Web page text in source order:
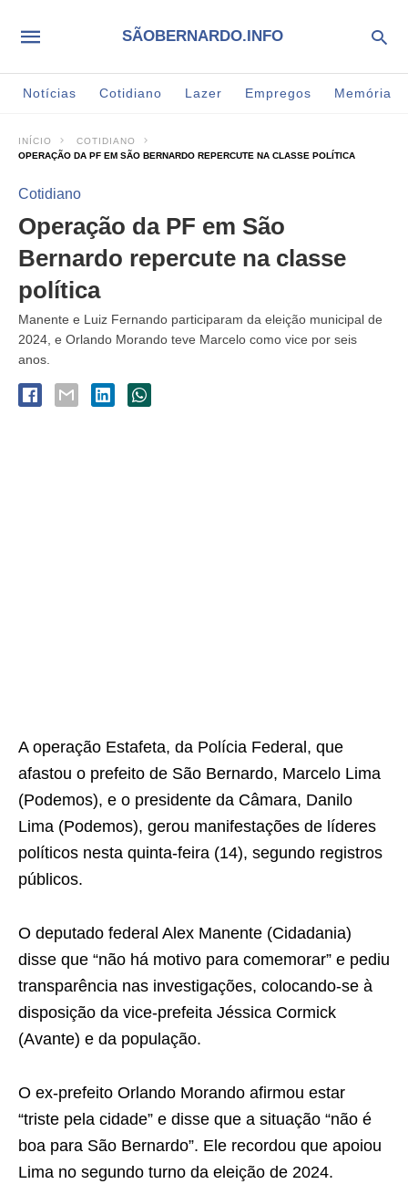
SÃOBERNARDO.INFO
Notícias Cotidiano Lazer Empregos Memória
INÍCIO
COTIDIANO
OPERAÇÃO DA PF EM SÃO BERNARDO REPERCUTE NA CLASSE POLÍTICA
Cotidiano
Operação da PF em São
Bernardo repercute na classe
política
Manente e Luiz Fernando participaram da eleição municipal de
2024, e Orlando Morando teve Marcelo como vice por seis
anos.
A operação Estafeta, da Polícia Federal, que
afastou o prefeito de São Bernardo, Marcelo Lima
(Podemos), e o presidente da Câmara, Danilo
Lima (Podemos), gerou manifestações de líderes
políticos nesta quinta-feira (14), segundo registros
públicos.
O deputado federal Alex Manente (Cidadania)
disse que “não há motivo para comemorar” e pediu
transparência nas investigações, colocando-se à
disposição da vice-prefeita Jéssica Cormick
(Avante) e da população.
O ex-prefeito Orlando Morando afirmou estar
“triste pela cidade” e disse que a situação “não é
boa para São Bernardo”. Ele recordou que apoiou
Lima no segundo turno da eleição de 2024.